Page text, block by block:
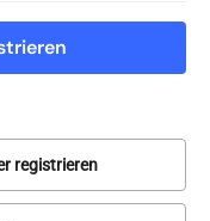
registrieren